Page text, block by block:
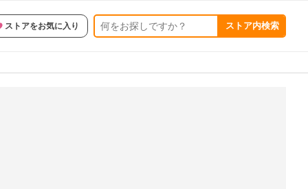
ストアをお気に入り ストア内検索